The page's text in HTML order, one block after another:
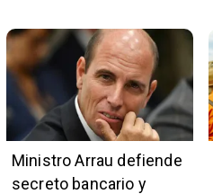
Ministro Arrau defiende
secreto bancario y